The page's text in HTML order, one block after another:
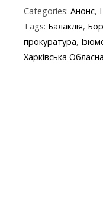
e
b
o
itt
er
e
gr
a
Categories: Анонс,
Tags: Балаклія,
прокуратура,
Харківська